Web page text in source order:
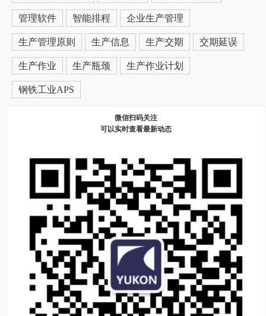
管理软件 智能排程 企业生产管理
生产管理原则 生产信息 生产交期 交期延误
生产作业 生产瓶颈 生产作业计划
钢铁工业APS
微信扫码关注
可以实时查看最新动态